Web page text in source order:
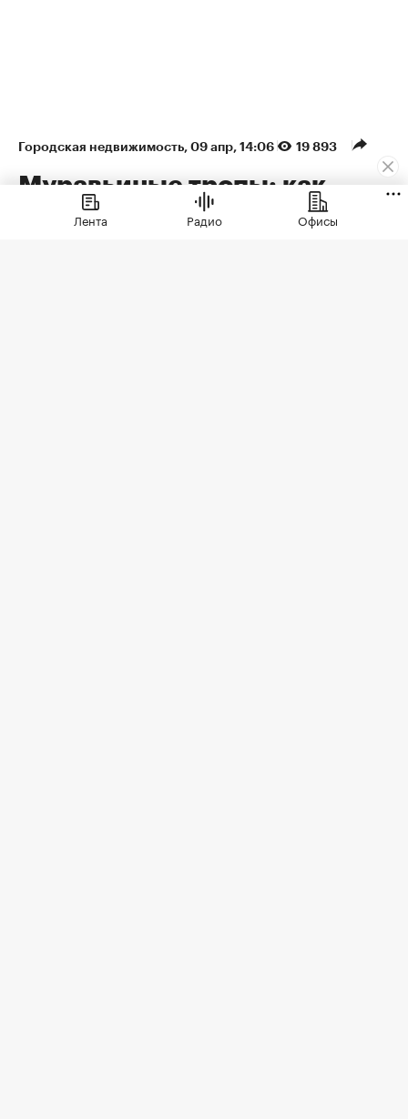
Городская недвижимость 09 апр, 14:06 19 893
Муравьиные тропы: как
арендаторы формируют
Лента Радио Офисы